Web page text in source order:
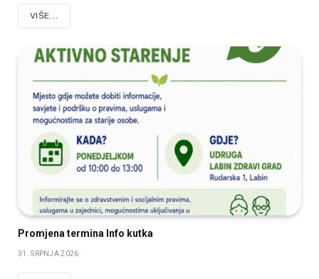
VIŠE...
Promjena termina Info kutka
31. SRPNJA 2026.